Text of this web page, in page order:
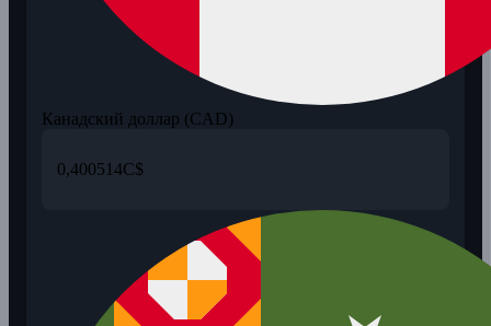
Канадский доллар (CAD)
0,400514C$